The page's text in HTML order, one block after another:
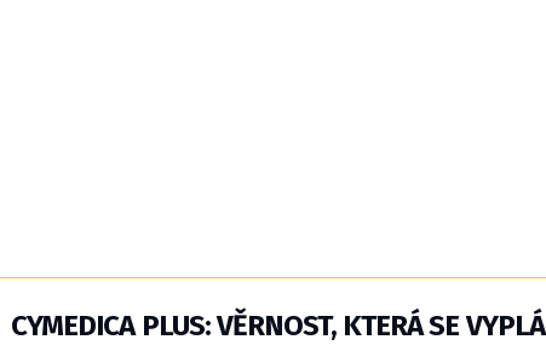
CYMEDICA PLUS: VĚRNOST, KTERÁ SE